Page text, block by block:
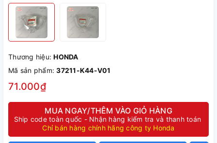
Thương hiệu:HONDA
Mã sản phẩm:37211-K44-V01
71.000₫
MUA NGAY/THÊM VÀO GIỎ HÀNG
Ship code toàn quốc - Nhận hàng kiểm tra và thanh toán
Chỉ bán hàng chính hãng công ty Honda